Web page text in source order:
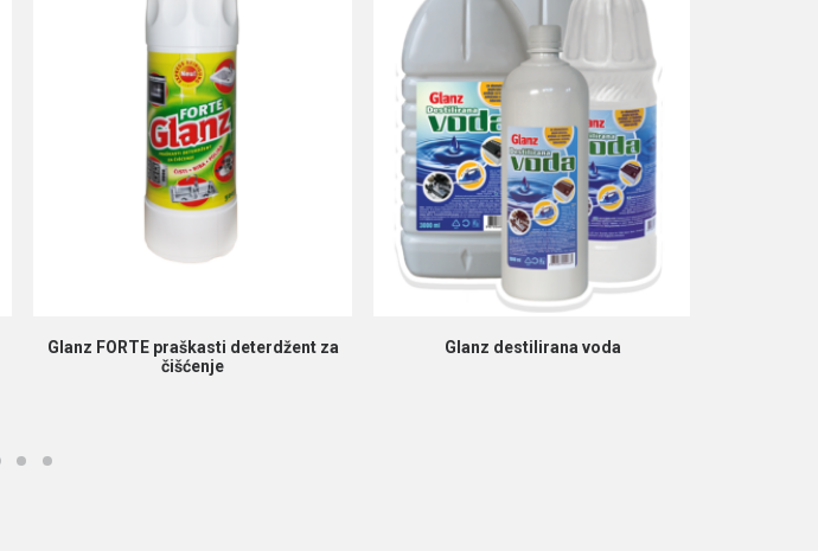
PROČITAJ VIŠE
Glanz FORTE praškasti deterdžent za
čišćenje
PROČITAJ VIŠE
Glanz destilirana voda